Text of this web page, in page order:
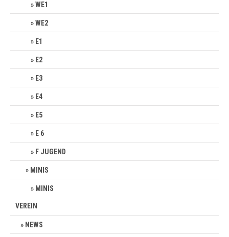
WE1
WE2
E1
E2
E3
E4
E5
E 6
F JUGEND
MINIS
MINIS
VEREIN
NEWS